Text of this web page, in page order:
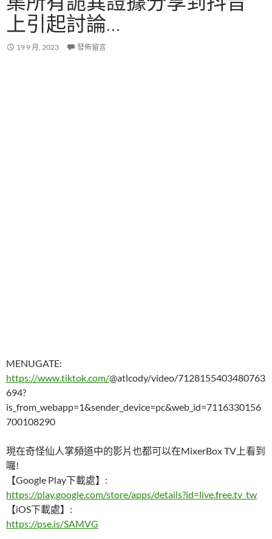
上引起討論…
19 9 月, 2023 發佈留言
MENUGATE:
https://www.tiktok.com/@atlcody/video/7128155403480763
694?
is_from_webapp=1&sender_device=pc&web_id=7116330156
700108290
現在奇怪仙人掌頻道中的影片也都可以在MixerBox TV上看到
囉!
【Google Play下載處】:
https://play.google.com/store/apps/details?id=live.free.tv_tw
【iOS下載處】:
https://pse.is/SAMVG